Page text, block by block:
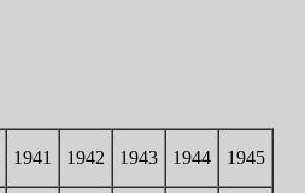
1941 1942 1943 1944 1945